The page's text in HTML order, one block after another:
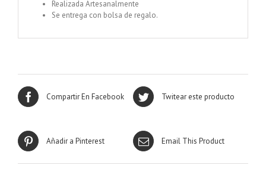
Realizada Artesanalmente
Se entrega con bolsa de regalo.
Compartir En Facebook Twitear este producto
Añadir a Pinterest Email This Product